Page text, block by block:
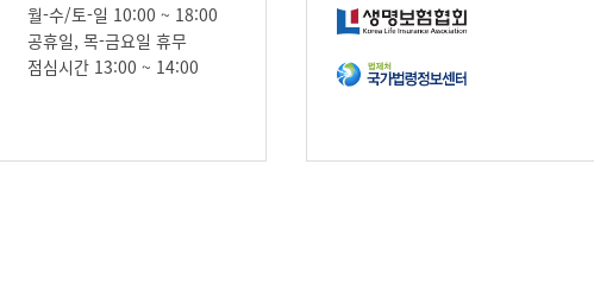
월-수/토-일 10:00 ~ 18:00
공휴일, 목-금요일 휴무
점심시간 13:00 ~ 14:00